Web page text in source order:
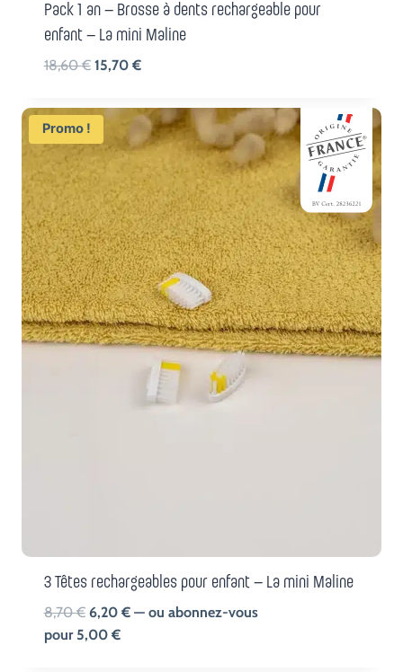
Pack 1 an – Brosse à dents rechargeable pour
enfant – La mini Maline
18,60€ Le
initial
18,60 €.
15,70 €Le
actuel
est :
15,70 €.
Promo !
3 Têtes rechargeables pour enfant – La mini Maline
8,70€ Le
prix
6,20 €Le
—ou abonnez-vous
pour 5,00 €